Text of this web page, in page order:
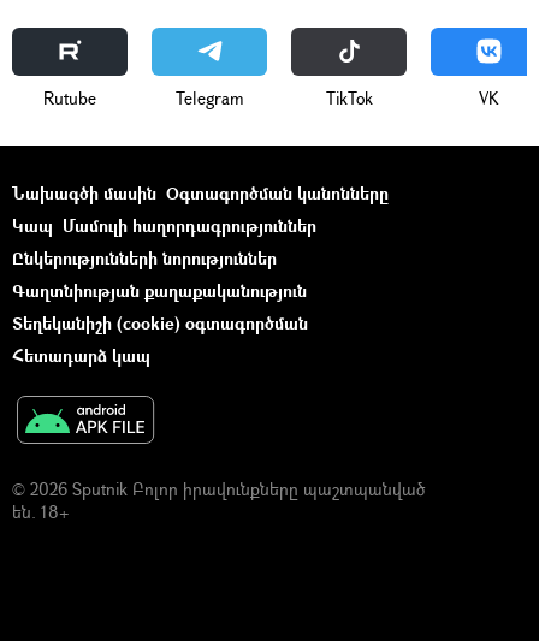
Rutube Telegram ТikТоk VK
Նախագծի մասին Օգտագործման կանոնները
Կապ Մամուլի հաղորդագրություններ
Ընկերությունների նորություններ
Գաղտնիության քաղաքականություն
Տեղեկանիշի (cookie) օգտագործման
Հետադարձ կապ
© 2026 Sputnik Բոլոր իրավունքները պաշտպանված
են. 18+